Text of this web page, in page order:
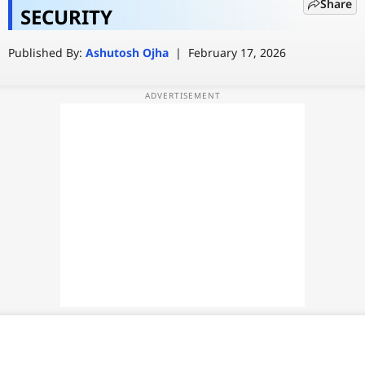
वेब स्टोरी
SECURITY
Share
बनवाएं? जानिए पूरा प्रोसेस
Published By: Ashutosh Ojha | February 17, 2026